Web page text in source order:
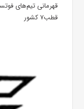
قهرمانی تیم‌های
قطب۷ کشور